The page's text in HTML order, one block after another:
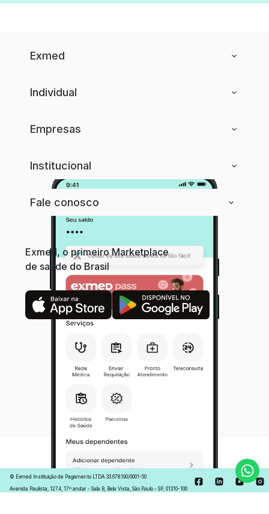
Exmed
Individual
Empresas
Institucional
Fale conosco
Exmed, o primeiro Marketplace
de saúde do Brasil
© Exmed Instituição de Pagamento LTDA 33.678.190/0001-50
Avenida Paulista, 1274, 17º andar - Sala B, Bela Vista, São Paulo - SP, 01310-100